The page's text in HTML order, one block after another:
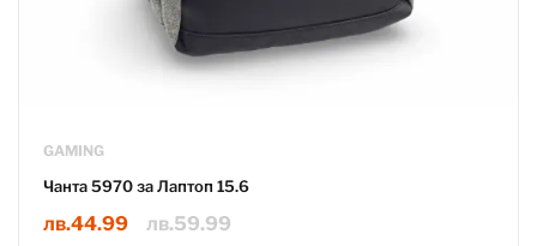
GAMING
Чанта 5970 за Лаптоп 15.6
лв.59.99
лв.44.99